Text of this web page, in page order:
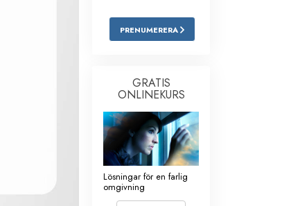
Orsaken till undertryckande
Undersökningar
Organiseringens grunder
Grunderna i public relations
PRENUMERERA
GRATIS
ONLINEKURS
Lösningar för en farlig
omgivning